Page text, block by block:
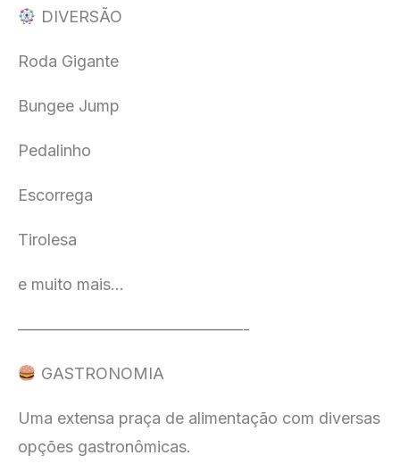
DIVERSÃO
Roda Gigante
Bungee Jump
Pedalinho
Escorrega
Tirolesa
e muito mais…
——————————————-
GASTRONOMIA
Uma extensa praça de alimentação com diversas
opções gastronômicas.